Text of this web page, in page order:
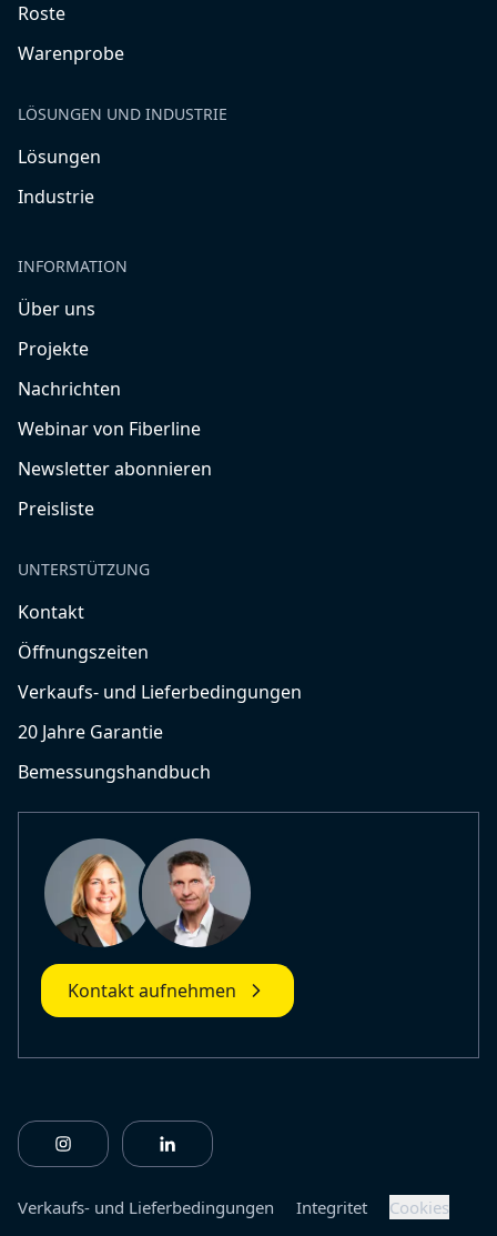
Roste
Warenprobe
LÖSUNGEN UND INDUSTRIE
Lösungen
Industrie
INFORMATION
Über uns
Projekte
Nachrichten
Webinar von Fiberline
Newsletter abonnieren
Preisliste
UNTERSTÜTZUNG
Kontakt
Öffnungszeiten
Verkaufs- und Lieferbedingungen
20 Jahre Garantie
Bemessungshandbuch
Kontakt aufnehmen
https://www.instagram.com/
https://www.linkedin.com/company/
Verkaufs- und Lieferbedingungen Integritet Cookies